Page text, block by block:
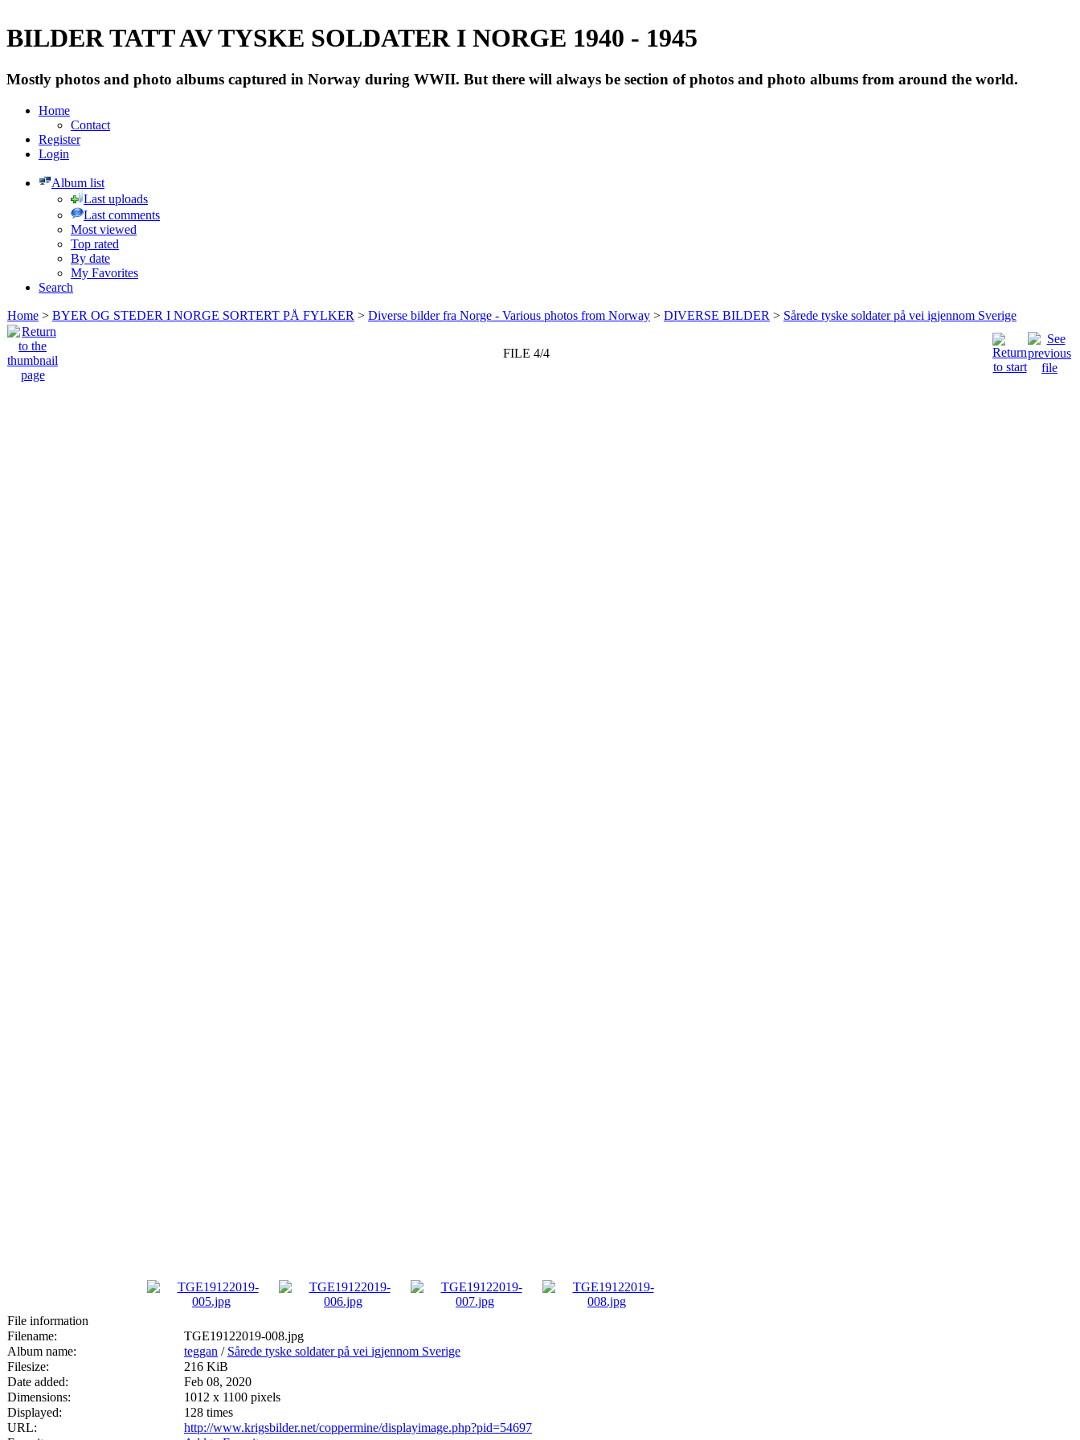
BILDER TATT AV TYSKE SOLDATER I NORGE 1940 - 1945
Mostly photos and photo albums captured in Norway during WWII. But there will always be section of photos and photo albums from around the world.
Home
Contact
Register
Login
Album list
Last uploads
Last comments
Most viewed
Top rated
By date
My Favorites
Search
Home > BYER OG STEDER I NORGE SORTERT PÅ FYLKER > Diverse bilder fra Norge - Various photos from Norway > DIVERSE BILDER > Sårede tyske soldater på vei igjennom Sverige
FILE 4/4
File information
Filename:
TGE19122019-008.jpg
Album name:
teggan / Sårede tyske soldater på vei igjennom Sverige
Filesize:
216 KiB
Date added:
Feb 08, 2020
Dimensions:
1012 x 1100 pixels
Displayed:
128 times
URL:
http://www.krigsbilder.net/coppermine/displayimage.php?pid=54697